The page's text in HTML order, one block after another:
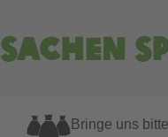
Sachen
Bringe uns